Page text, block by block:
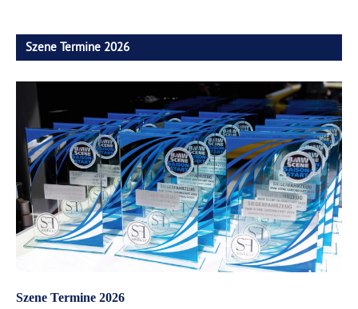
Szene Termine 2026
Szene Termine 2026